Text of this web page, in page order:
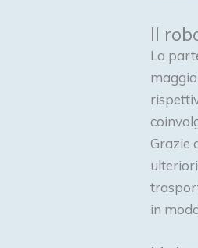
Il
La
Grazie
in